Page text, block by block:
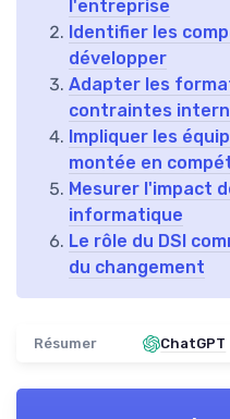
l'entreprise
Identifier les
développer
Adapter les
contraintes
Impliquer les
montée en
Mesurer l'impact
informatique
Le rôle du DSI
du changement
Résumer ChatGPT